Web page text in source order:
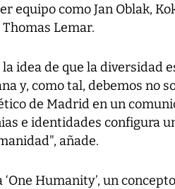
equipo como Jan Oblak,
Lemar.
idea de que la diversidad
y, como tal, debemos no
de Madrid en un
e identidades configura
añade.
Humanity’, un